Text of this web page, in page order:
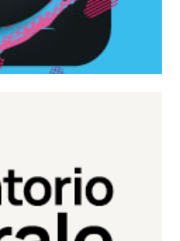
Eduardo de Filippo